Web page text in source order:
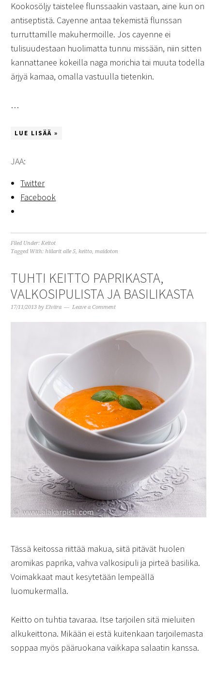
Kookosöljy taistelee flunssaakin vastaan, aine kun on
antiseptistä. Cayenne antaa tekemistä flunssan
turruttamille makuhermoille. Jos cayenne ei
tulisuudestaan huolimatta tunnu missään, niin sitten
kannattanee kokeilla naga morichia tai muuta todella
ärjyä kamaa, omalla vastuulla tietenkin.
…
LUE LISÄÄ »
JAA:
Twitter
Facebook
Filed Under:Keitot
Tagged With:hiilarit alle 5,keitto,maidoton
TUHTI KEITTO PAPRIKASTA,
VALKOSIPULISTA JA BASILIKASTA
17/11/2013 byElviira Leave a Comment
Tässä keitossa riittää makua, siitä pitävät huolen
aromikas paprika, vahva valkosipuli ja pirteä basilika.
Voimakkaat maut kesytetään lempeällä
luomukermalla.
Keitto on tuhtia tavaraa. Itse tarjoilen sitä mieluiten
alkukeittona. Mikään ei estä kuitenkaan tarjoilemasta
soppaa myös pääruokana vaikkapa salaatin kanssa.